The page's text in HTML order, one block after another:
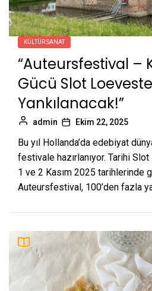
8 Bir İnsanın Karakterini
admin
9
10 Dünyada En Çok
admin
KÜLTÜR SANAT
“Auteursfestival –
Gücü Slot
Yankılanacak!”
admin Ekim 22, 2025
Bu yıl Hollanda’da edebiyat
festivale hazırlanıyor. Tarihi
1 ve 2 Kasım 2025 tarihlerinde
Auteursfestival, 100’den fazla